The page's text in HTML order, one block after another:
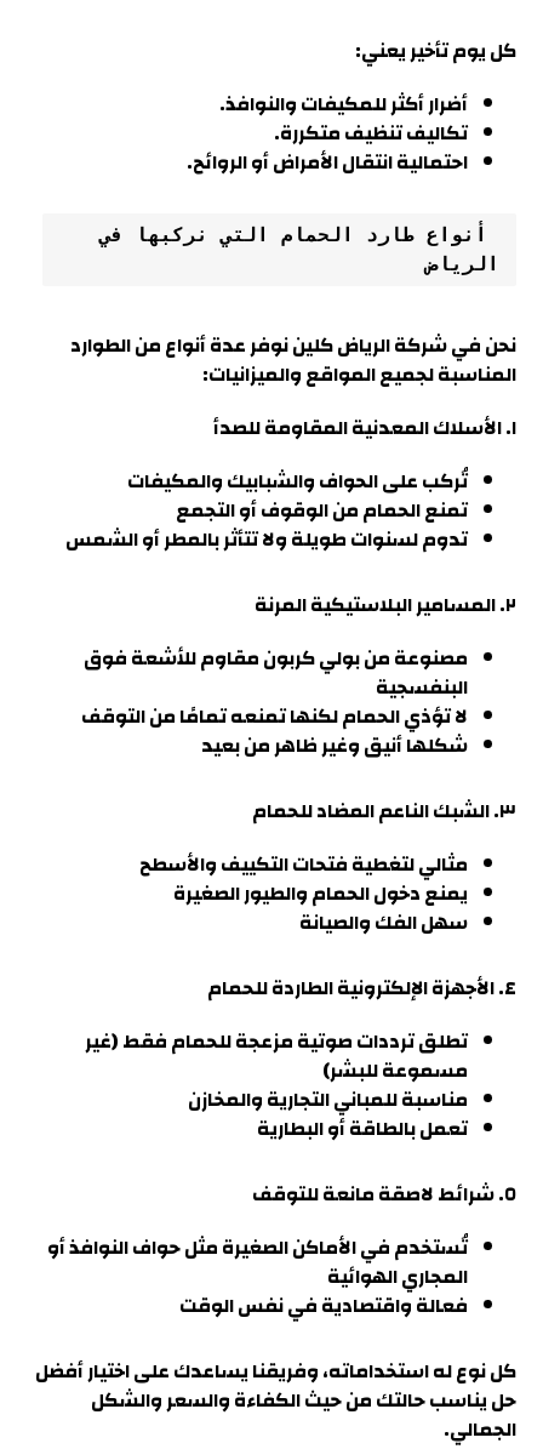
كل يوم تأخير يعني:
أضرار أكثر للمكيفات والنوافذ.
تكاليف تنظيف متكررة.
احتمالية انتقال الأمراض أو الروائح.
أنواع طارد الحمام التي نركبها في
الرياض
نحن في شركة الرياض كلين نوفر عدة أنواع من الطوارد
المناسبة لجميع المواقع والميزانيات:
١. الأسلاك المعدنية المقاومة للصدأ
تُركب على الحواف والشبابيك والمكيفات
تمنع الحمام من الوقوف أو التجمع
تدوم لسنوات طويلة ولا تتأثر بالمطر أو الشمس
٢. المسامير البلاستيكية المرنة
مصنوعة من بولي كربون مقاوم للأشعة فوق
البنفسجية
لا تؤذي الحمام لكنها تمنعه تمامًا من التوقف
شكلها أنيق وغير ظاهر من بعيد
٣. الشبك الناعم المضاد للحمام
مثالي لتغطية فتحات التكييف والأسطح
يمنع دخول الحمام والطيور الصغيرة
سهل الفك والصيانة
٤. الأجهزة الإلكترونية الطاردة للحمام
تطلق ترددات صوتية مزعجة للحمام فقط (غير
مسموعة للبشر)
مناسبة للمباني التجارية والمخازن
تعمل بالطاقة أو البطارية
٥. شرائط لاصقة مانعة للتوقف
تُستخدم في الأماكن الصغيرة مثل حواف النوافذ أو
المجاري الهوائية
فعالة واقتصادية في نفس الوقت
كل نوع له استخداماته، وفريقنا يساعدك على اختيار أفضل
حل يناسب حالتك من حيث الكفاءة والسعر والشكل
الجمالي.